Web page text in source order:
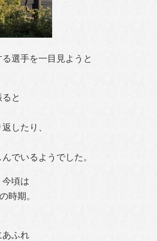
選手を一目見ようと
と
したり、
でいるようでした。
頃は
時期。
あふれ